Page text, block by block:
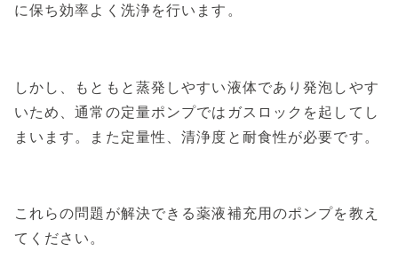
に保ち効率よく洗浄を行います。
しかし、もともと蒸発しやすい液体であり発泡しやす
いため、通常の定量ポンプではガスロックを起してし
まいます。また定量性、清浄度と耐食性が必要です。
これらの問題が解決できる薬液補充用のポンプを教え
てください。